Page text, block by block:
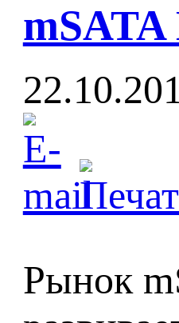
Рынок